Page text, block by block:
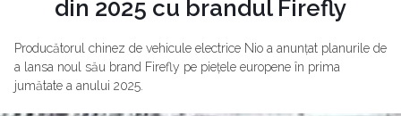
din 2025 cu brandul Firefly
Producătorul chinez de vehicule electrice Nio a anunțat planurile de
a lansa noul său brand Firefly pe piețele europene în prima
jumătate a anului 2025.